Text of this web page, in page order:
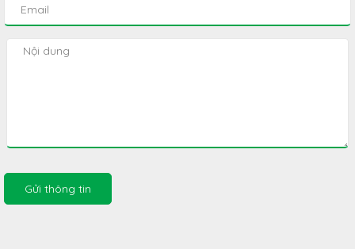
Gửi thông tin